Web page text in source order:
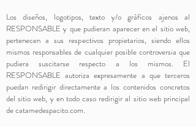
Los diseños, logotipos, texto y/o gráficos ajenos al
RESPONSABLE y que pudieran aparecer en el sitio web,
pertenecen a sus respectivos propietarios, siendo ellos
mismos responsables de cualquier posible controversia que
pudiera suscitarse respecto a los mismos. El
RESPONSABLE autoriza expresamente a que terceros
puedan redirigir directamente a los contenidos concretos
del sitio web, y en todo caso redirigir al sitio web principal
de catamedespacito.com.